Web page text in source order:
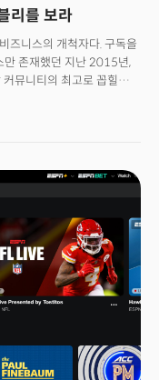
리를 보라
즈니스의 개척자다. 구독을
만 존재했던 지난 2015년,
뮤니티의 최고로 꼽힐
성장했다. 퍼블리가
로 디지털 콘텐츠에도
닌, 타깃 고객이 필요로
블리의 '실험 정신'이
령 퍼블리 대표는 이 실험
는 “데이터로 가설을
했다”면서 “아니다 싶으면
중적으로 만들었다”고
업모델은 크게 콘텐츠 유료
커리어리’로 나뉜다.
명을 넘어섰다. 이 중 개발자
명이라는 점을 고려하면,